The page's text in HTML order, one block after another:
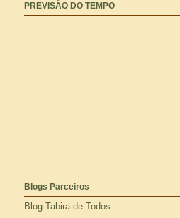
PREVISÃO DO TEMPO
Blogs Parceiros
Blog Tabira de Todos